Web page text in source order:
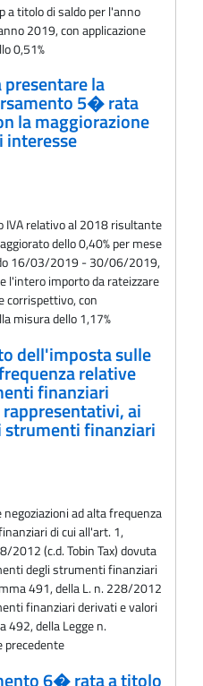
a titolo di saldo per l'anno
2019, con applicazione
0,51%
la
5� rata
la maggiorazione
interesse
relativo al 2018 risultante
dello 0,40% per mese
16/03/2019 - 30/06/2019,
l'intero importo da rateizzare
corrispettivo, con
misura dello 1,17%
dell'imposta sulle
relative
finanziari
ai
finanziari
ad alta frequenza
di cui all'art. 1,
2012 (c.d. Tobin Tax) dovuta
degli strumenti finanziari
491, della L. n. 228/2012
finanziari derivati e valori
492, della Legge n.